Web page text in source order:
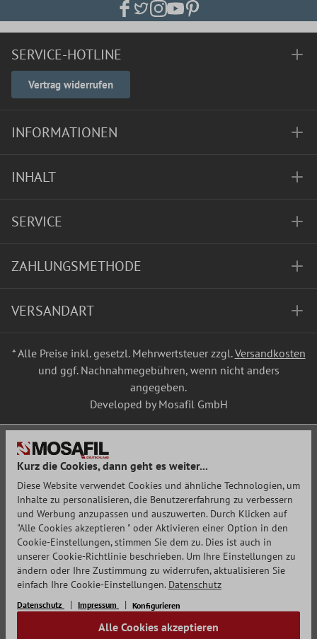
SERVICE-HOTLINE
Vertrag widerrufen
INFORMATIONEN
INHALT
SERVICE
ZAHLUNGSMETHODE
VERSANDART
* Alle Preise inkl. gesetzl. Mehrwertsteuer zzgl.Versandkosten
und ggf. Nachnahmegebühren, wenn nicht anders
angegeben.
Developed by Mosafil GmbH
Kurz die Cookies, dann geht es weiter...
Diese Website verwendet Cookies und ähnliche Technologien, um
Inhalte zu personalisieren, die Benutzererfahrung zu verbessern
und Werbung anzupassen und auszuwerten. Durch Klicken auf
"Alle Cookies akzeptieren " oder Aktivieren einer Option in den
Cookie-Einstellungen, stimmen Sie dem zu. Dies ist auch in
unserer Cookie-Richtlinie beschrieben. Um Ihre Einstellungen zu
ändern oder Ihre Zustimmung zu widerrufen, aktualisieren Sie
einfach Ihre Cookie-Einstellungen. Datenschutz
Datenschutz Impressum Konfigurieren
Alle Cookies akzeptieren